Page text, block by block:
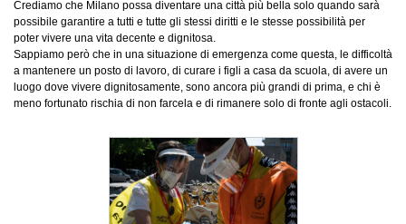
Crediamo che Milano possa diventare una città più bella solo quando sarà
possibile garantire a tutti e tutte gli stessi diritti e le stesse possibilità per
poter vivere una vita decente e dignitosa.
Sappiamo però che in una situazione di emergenza come questa, le difficoltà
a mantenere un posto di lavoro, di curare i figli a casa da scuola, di avere un
luogo dove vivere dignitosamente, sono ancora più grandi di prima, e chi è
meno fortunato rischia di non farcela e di rimanere solo di fronte agli ostacoli.